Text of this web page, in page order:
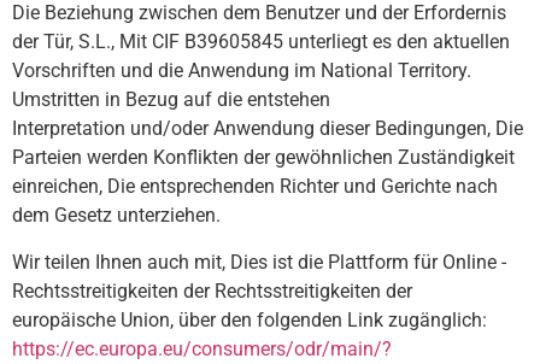
Die Beziehung zwischen dem Benutzer und der Erfordernis
der Tür, S.L., Mit CIF B39605845 unterliegt es den aktuellen
Vorschriften und die Anwendung im National Territory.
Umstritten in Bezug auf die entstehen
Interpretation und/oder Anwendung dieser Bedingungen, Die
Parteien werden Konflikten der gewöhnlichen Zuständigkeit
einreichen, Die entsprechenden Richter und Gerichte nach
dem Gesetz unterziehen.
Wir teilen Ihnen auch mit, Dies ist die Plattform für Online -
Rechtsstreitigkeiten der Rechtsstreitigkeiten der
europäische Union, über den folgenden Link zugänglich:
https://ec.europa.eu/consumers/odr/main/?